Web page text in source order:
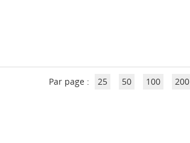
Par page : 25 50 100 200